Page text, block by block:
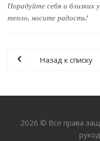
Порадуйте себя и
тепло, носите радость!
Назад к списку
2026 © Все права